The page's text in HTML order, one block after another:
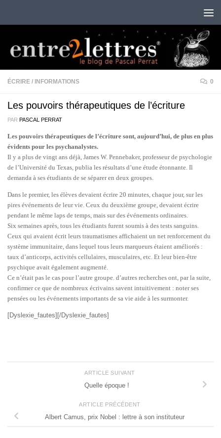
ÉCRIRE / INFORMATIONS 0
Les pouvoirs thérapeutiques de l’écriture
PAR PASCAL PERRAT
Les pouvoirs thérapeutiques de l’écriture sont, aujourd’hui, de plus en plus
évidents pour les psychanalystes.
Il y a plus de vingt ans déjà, James W. Pennebaker, professeur de psychologie
de l’Université du Texas, publia les résultats d’une étude étonnante. Il
demanda à ses étudiants de se séparer en deux groupes.
Dans le premier, les élèves devaient écrire 20 minutes, chaque jour, sur les
pires événements de leur vie. Ceux du deuxième groupe, devaient écrire
pendant le même laps de temps, mais sur des événements ordinaires.
Six semaines après, tous les étudiants furent soumis à des tests sanguins.
Ceux qui avaient écrit leurs traumatismes affichaient un net renforcement du
système immunitaire, dans lequel tous leurs marqueurs étaient améliorés :
taux d’anticorps, activités cellulaires, musculaires, etc. Et leur bien-être
psychique avait également augmenté.
Ce n’était pas le cas pour l’autre groupe. d’autres recherches ont, par la suite,
confirmer ce que de nombreux écrivains savent intuitivement : noter ses
pensées ou les événements importants de sa vie aide à les surmonter.
[Dyslexie_fautes][/Dyslexie_fautes]
ARTICLE SUIVANT
Quelle époque !
ARTICLE PRÉCÉDENT
Albert Camus, prix Nobel : lettre à son instituteur